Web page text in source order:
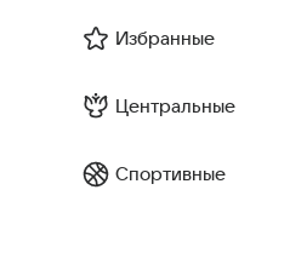
Избранные
Центральные
Спортивные